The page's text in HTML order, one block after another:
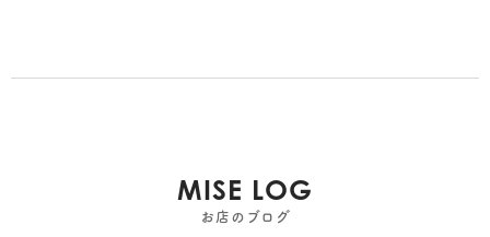
MISE LOG
お店のブログ